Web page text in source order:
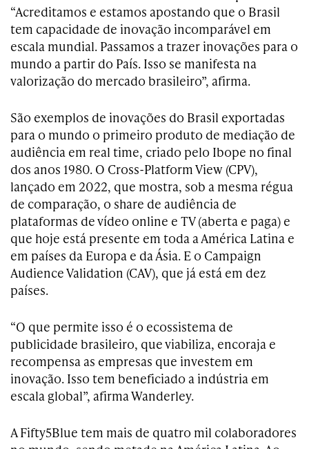
“Acreditamos e estamos apostando que o Brasil
tem capacidade de inovação incomparável em
escala mundial. Passamos a trazer inovações para o
mundo a partir do País. Isso se manifesta na
valorização do mercado brasileiro”, afirma.
São exemplos de inovações do Brasil exportadas
para o mundo o primeiro produto de mediação de
audiência em real time, criado pelo Ibope no final
dos anos 1980. O Cross-Platform View (CPV),
lançado em 2022, que mostra, sob a mesma régua
de comparação, o share de audiência de
plataformas de vídeo online e TV (aberta e paga) e
que hoje está presente em toda a América Latina e
em países da Europa e da Ásia. E o Campaign
Audience Validation (CAV), que já está em dez
países.
“O que permite isso é o ecossistema de
publicidade brasileiro, que viabiliza, encoraja e
recompensa as empresas que investem em
inovação. Isso tem beneficiado a indústria em
escala global”, afirma Wanderley.
A Fifty5Blue tem mais de quatro mil colaboradores